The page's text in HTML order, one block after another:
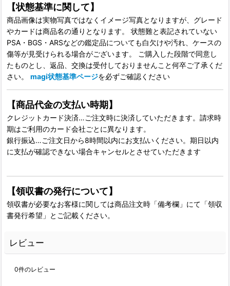
【状態基準に関して】
商品画像は実物写真ではなくイメージ写真となりますが、グレード
やカードは商品名の通りとなります。 状態難と表記されていない
PSA・BGS・ARSなどの鑑定品についても白欠けや汚れ、ケースの
傷等が見受けられる場合がございます。 ご購入した段階で同意し
たものとし、返品、交換は受付しておりませんこと何卒ご了承くだ
さい。 magi状態基準ページを必ずご確認ください
【商品代金の支払い時期】
クレジットカード決済…ご注文時に決済していただきます。請求時
期はご利用のカード会社ごとに異なります。
銀行振込…ご注文日から8時間以内にお支払いください。期日以内
に支払が確認できない場合キャンセルとさせていただきます
【領収書の発行について】
領収書が必要なお客様に関しては商品注文時「備考欄」にて「領収
書発行希望」とご記載ください。
レビュー
0件のレビュー